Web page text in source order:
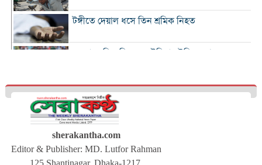
টঙ্গীতে দেয়াল ধসে তিন শ্রমিক নিহত
১২ রানে লিড নিয়ে অস্ট্রেলিয়ার ইনিংস শেষ
গলে যাওয়া হিমবাহ থেকে মিলল ৩৭ বছর আগে
নিখোঁজ পর্যটকের মরদেহ
শান্তিপূর্ণ নির্বাচনে রাজনৈতিক সমঝোতার বিকল্প
নেই
ঢাকায় আরও দেড় হাজার ডেঙ্গু শয্যা বাড়ছে :
sherakantha.com
Editor & Publisher: MD. Lutfor Rahman
125.Shantinagar. Dhaka-1217.